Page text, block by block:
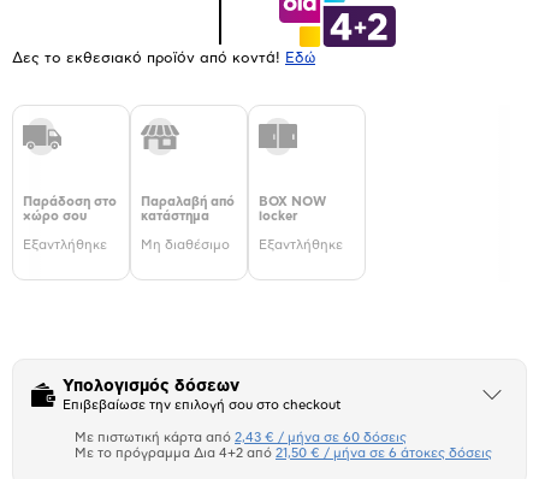
Δες το εκθεσιακό προϊόν από κοντά! Eδώ
Παράδοση στο
χώρο σου
Εξαντλήθηκε
Παραλαβή από
κατάστημα
Μη διαθέσιμο
BOX NOW
locker
Εξαντλήθηκε
Υπολογισμός δόσεων
Επιβεβαίωσε την επιλογή σου στο checkout
Άνοιξε
Πιστωτική κάρτα
Με πιστωτική κάρτα από 2,43 € / μήνα σε 60 δόσεις
Με το πρόγραμμα Δια 4+2 από 21,50 € / μήνα σε 6 άτοκες δόσεις